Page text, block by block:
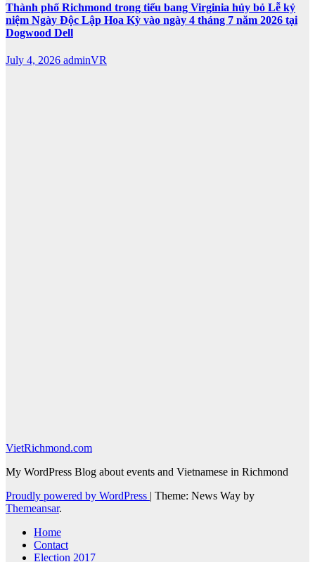
Thành phố Richmond trong tiểu bang Virginia hủy bỏ Lễ kỷ
niệm Ngày Độc Lập Hoa Kỳ vào ngày 4 tháng 7 năm 2026 tại
Dogwood Dell
July 4, 2026 adminVR
VietRichmond.com
My WordPress Blog about events and Vietnamese in Richmond
Proudly powered by WordPress | Theme: News Way by
Themeansar.
Home
Contact
Election 2017